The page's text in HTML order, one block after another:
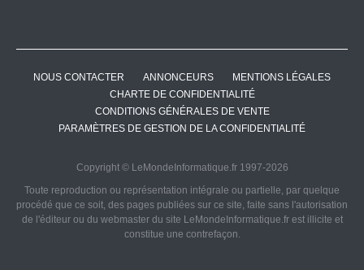
NOUS CONTACTER ANNONCEURS
MENTIONS LÉGALES
CHARTE DE CONFIDENTIALITÉ
CONDITIONS GÉNÉRALES DE VENTE
PARAMÈTRES DE GESTION DE LA CONFIDENTIALITÉ
Copyright © LeMondeInformatique.fr 1997-2026
Toute reproduction ou représentation intégrale ou partielle, par quelque
procédé que ce soit, des pages publiées sur ce site, faite sans l'autorisation
de l'éditeur ou du webmaster du site LeMondeInformatique.fr est illicite et
constitue une contrefaçon.